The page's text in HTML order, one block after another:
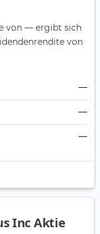
von — ergibt sich
von
—
—
—
Inc Aktie